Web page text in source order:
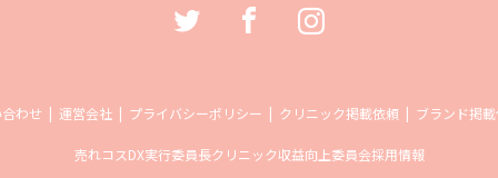
わせ 運営会社 プライバシーポリシー クリニック掲載依頼 ブランド掲
売れコスDX実行委員長クリニック収益向上委員会採用情報